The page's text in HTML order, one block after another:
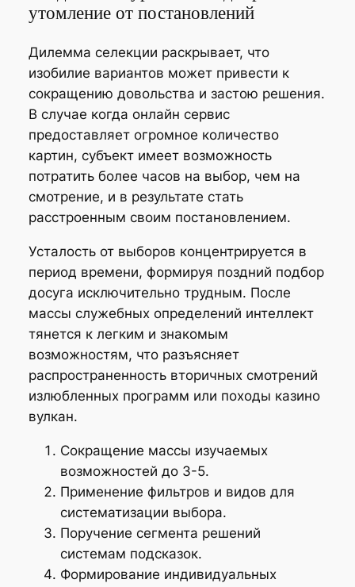
утомление от постановлений
Дилемма селекции раскрывает, что
изобилие вариантов может привести к
сокращению довольства и застою решения.
В случае когда онлайн сервис
предоставляет огромное количество
картин, субъект имеет возможность
потратить более часов на выбор, чем на
смотрение, и в результате стать
расстроенным своим постановлением.
Усталость от выборов концентрируется в
период времени, формируя поздний подбор
досуга исключительно трудным. После
массы служебных определений интеллект
тянется к легким и знакомым
возможностям, что разъясняет
распространенность вторичных смотрений
излюбленных программ или походы казино
вулкан.
Сокращение массы изучаемых
возможностей до 3-5.
Применение фильтров и видов для
систематизации выбора.
Поручение сегмента решений
системам подсказок.
Формирование индивидуальных